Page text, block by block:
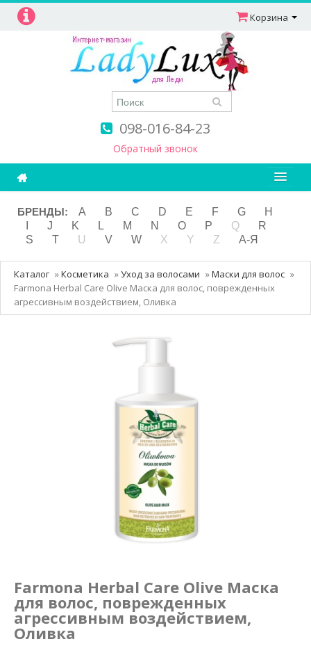
098-016-84-23
Обратный звонок
Корзина
Ароматерапия
Витамины
Детям и мамам
Косметика
Маникюр и педикюр
БРЕНДЫ: A B C D E F G
H
J K L M N O P Q
R
S
T U V W X Y Z А-Я
Каталог »Косметика »Уход за волосами »Маски для волос »
Farmona Herbal Care Olive Маска для волос, поврежденных
агрессивным воздействием, Оливка
Farmona Herbal Care Olive Маска
для волос, поврежденных
агрессивным воздействием,
Оливка